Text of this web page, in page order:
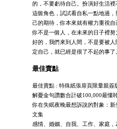
的，不要虧待自己。扮演好生活裡
這個角色，試試看自私一點地過
己的期待，你本來就有權力重視自
你不是一個人，在未來的日子裡
好的，我們來到人間，不是要被
定自己，就已經是很了不起的事了
最佳賣點
最佳賣點 : 特殊紙張扉頁限量親簽
解憂金句讚數合計破100,000最懂
你在失眠夜晚最想訴說的對象：
文集
感情、婚姻、自我、工作、家庭